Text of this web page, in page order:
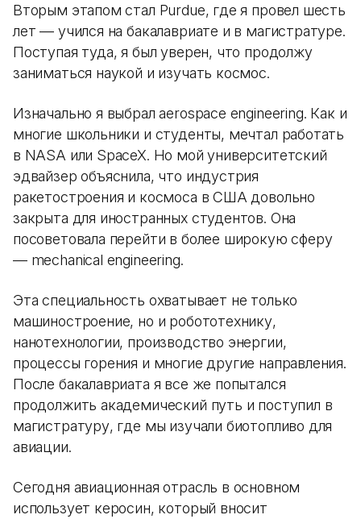
Вторым этапом стал Purdue, где я провел шесть
лет — учился на бакалавриате и в магистратуре.
Поступая туда, я был уверен, что продолжу
заниматься наукой и изучать космос.
Изначально я выбрал aerospace engineering. Как и
многие школьники и студенты, мечтал работать
в NASA или SpaceX. Но мой университетский
эдвайзер объяснила, что индустрия
ракетостроения и космоса в США довольно
закрыта для иностранных студентов. Она
посоветовала перейти в более широкую сферу
— mechanical engineering.
Эта специальность охватывает не только
машиностроение, но и робототехнику,
нанотехнологии, производство энергии,
процессы горения и многие другие направления.
После бакалавриата я все же попытался
продолжить академический путь и поступил в
магистратуру, где мы изучали биотопливо для
авиации.
Сегодня авиационная отрасль в основном
использует керосин, который вносит